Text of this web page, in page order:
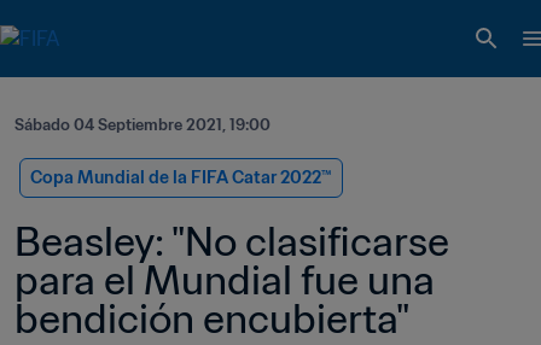
Sábado 04 Septiembre 2021, 19:00
Copa Mundial de la FIFA Catar 2022™
Beasley: "No clasificarse
para el Mundial fue una
bendición encubierta"